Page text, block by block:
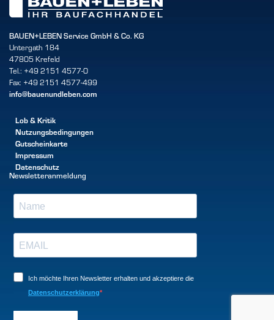
BAUEN+LEBEN Service GmbH & Co. KG
Untergath 184
47805 Krefeld
Tel.: +49 2151 4577-0
Fax: +49 2151 4577-499
info@bauenundleben.com
Lob & Kritik
Nutzungsbedingungen
Gutscheinkarte
Impressum
Datenschutz
Newsletteranmeldung
Ich möchte Ihren Newsletter erhalten und akzeptiere die
Datenschutzerklärung